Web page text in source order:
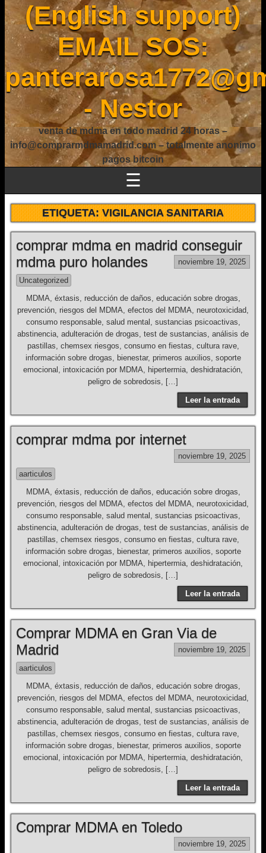
(English support)
EMAIL SOS:
- Nestor
venta de mdma en todo madrid 24 horas –
info@comprarmdmamadrid.com – totalmente anonimo
pagos bitcoin
☰
ETIQUETA:VIGILANCIA SANITARIA
comprar mdma en madrid conseguir
mdma puro holandes
noviembre 19, 2025
Uncategorized
MDMA, éxtasis, reducción de daños, educación sobre drogas,
prevención, riesgos del MDMA, efectos del MDMA, neurotoxicidad,
consumo responsable, salud mental, sustancias psicoactivas,
abstinencia, adulteración de drogas, test de sustancias, análisis de
pastillas, chemsex riesgos, consumo en fiestas, cultura rave,
información sobre drogas, bienestar, primeros auxilios, soporte
emocional, intoxicación por MDMA, hipertermia, deshidratación,
peligro de sobredosis, […]
Leer la entrada
comprar mdma por internet
noviembre 19, 2025
aarticulos
MDMA, éxtasis, reducción de daños, educación sobre drogas,
prevención, riesgos del MDMA, efectos del MDMA, neurotoxicidad,
consumo responsable, salud mental, sustancias psicoactivas,
abstinencia, adulteración de drogas, test de sustancias, análisis de
pastillas, chemsex riesgos, consumo en fiestas, cultura rave,
información sobre drogas, bienestar, primeros auxilios, soporte
emocional, intoxicación por MDMA, hipertermia, deshidratación,
peligro de sobredosis, […]
Leer la entrada
Comprar MDMA en Gran Via de
Madrid
noviembre 19, 2025
aarticulos
MDMA, éxtasis, reducción de daños, educación sobre drogas,
prevención, riesgos del MDMA, efectos del MDMA, neurotoxicidad,
consumo responsable, salud mental, sustancias psicoactivas,
abstinencia, adulteración de drogas, test de sustancias, análisis de
pastillas, chemsex riesgos, consumo en fiestas, cultura rave,
información sobre drogas, bienestar, primeros auxilios, soporte
emocional, intoxicación por MDMA, hipertermia, deshidratación,
peligro de sobredosis, […]
Leer la entrada
Comprar MDMA en Toledo
noviembre 19, 2025